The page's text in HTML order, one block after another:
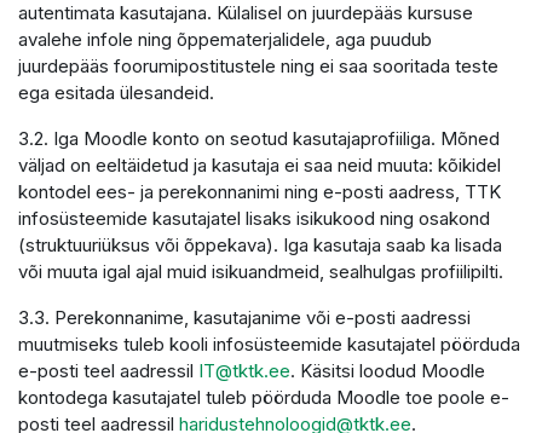
autentimata kasutajana. Külalisel on juurdepääs kursuse
avalehe infole ning õppematerjalidele, aga puudub
juurdepääs foorumipostitustele ning ei saa sooritada teste
ega esitada ülesandeid.
3.2. Iga Moodle konto on seotud kasutajaprofiiliga. Mõned
väljad on eeltäidetud ja kasutaja ei saa neid muuta: kõikidel
kontodel ees- ja perekonnanimi ning e-posti aadress, TTK
infosüsteemide kasutajatel lisaks isikukood ning osakond
(struktuuriüksus või õppekava). Iga kasutaja saab ka lisada
või muuta igal ajal muid isikuandmeid, sealhulgas profiilipilti.
3.3. Perekonnanime, kasutajanime või e-posti aadressi
muutmiseks tuleb kooli infosüsteemide kasutajatel pöörduda
e-posti teel aadressil IT@tktk.ee. Käsitsi loodud Moodle
kontodega kasutajatel tuleb pöörduda Moodle toe poole e-
posti teel aadressil haridustehnoloogid@tktk.ee.